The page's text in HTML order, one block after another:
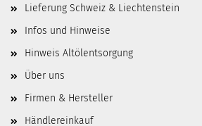
Lieferung Schweiz & Liechtenstein
Infos und Hinweise
Hinweis Altölentsorgung
Über uns
Firmen & Hersteller
Händlereinkauf